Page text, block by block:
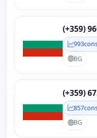
(+359)
993
BG
(+359)
857
BG